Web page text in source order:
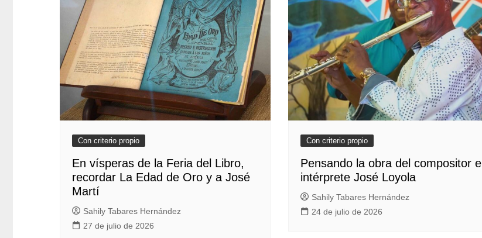
Con criterio propio
En vísperas de la Feria del Libro,
recordar La Edad de Oro y a José
Martí
Sahily Tabares Hernández
27 de julio de 2026
Con criterio propio
Pensando la obra del compositor e
intérprete José Loyola
Sahily Tabares Hernández
24 de julio de 2026